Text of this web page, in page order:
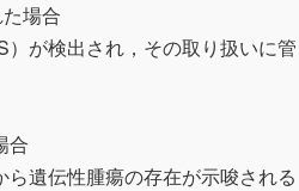
場合
が検出され，その取り扱いに管
合
遺伝性腫瘍の存在が示唆される